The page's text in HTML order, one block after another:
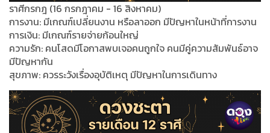
ราศีกรกฎ (16 กรกฎาคม - 16 สิงหาคม)
การงาน: มีเกณฑ์เปลี่ยนงาน หรือลาออก มีปัญหาในหน้าที่การงาน
การเงิน: มีเกณฑ์รายจ่ายก้อนใหญ่
ความรัก: คนโสดมีโอกาสพบเจอคนถูกใจ คนมีคู่ความสัมพันธ์อาจ
มีปัญหากัน
สุขภาพ: ควรระวังเรื่องอุบัติเหตุ มีปัญหาในการเดินทาง